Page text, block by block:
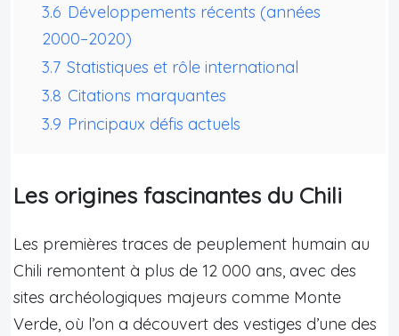
3.6 Développements récents (années
2000–2020)
3.7 Statistiques et rôle international
3.8 Citations marquantes
3.9 Principaux défis actuels
Les origines fascinantes du Chili
Les premières traces de peuplement humain au
Chili remontent à plus de 12 000 ans, avec des
sites archéologiques majeurs comme Monte
Verde, où l’on a découvert des vestiges d’une des